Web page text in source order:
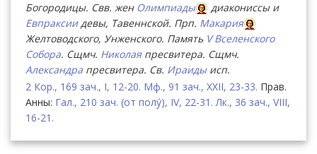
Богородицы. Свв. жен Олимпиады
диакониссы и
Евпраксиидевы, Тавеннской. Прп. Макария
Желтоводского, Унженского. Память V Вселенского
Собора. Сщмч. Николаяпресвитера. Сщмч.
Александра пресвитера. Св. Ираидыисп.
2 Кор., 169 зач., I, 12-20. Мф., 91 зач., XXII, 23-33. Прав.
Анны: Гал., 210 зач. (от полу́), IV, 22-31. Лк., 36 зач., VIII,
16-21.